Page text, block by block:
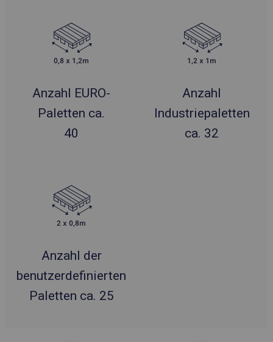
Anzahl EURO-
Paletten ca.
40
Anzahl
Industriepaletten
ca. 32
Anzahl der
benutzerdefinierten
Paletten ca. 25